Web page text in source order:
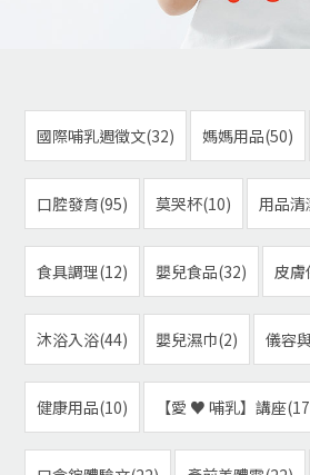
國際哺乳週徵文(32) 媽媽用品(50)
口腔發育(95) 莫哭杯(10) 用品
食具調理(12) 嬰兒食品(32) 皮
沐浴入浴(44) 嬰兒濕巾(2) 儀容
健康用品(10) 【愛 ♥ 哺乳】講座